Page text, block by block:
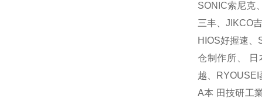
SONIC索尼克
三丰、JIKCO
HIOS好握速
仓制作所、 日
越、
A本 田技研工